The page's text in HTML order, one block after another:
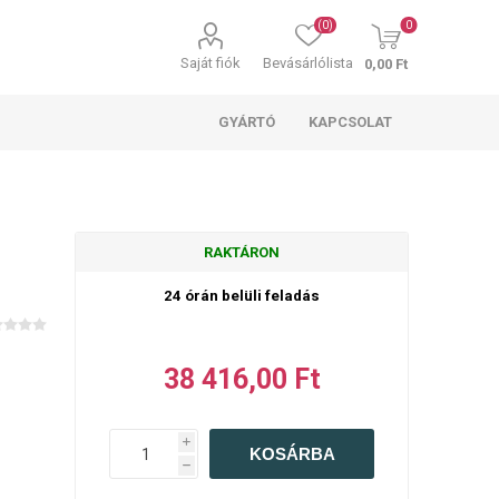
Saját fiók Bevásárlólista
(0) 0
0,00 Ft
GYÁRTÓ KAPCSOLAT
RAKTÁRON
24 órán belüli feladás
38 416,00 Ft
i
h